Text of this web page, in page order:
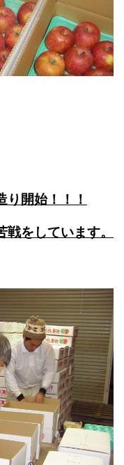
り開始！！！
をしています。